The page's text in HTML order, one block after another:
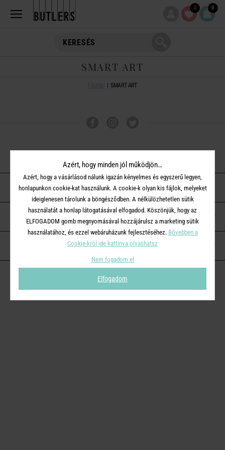
0 0
SMART ART
Főoldal SMART ART
ÜGYFÉLSZOLGÁLAT
A BUTLERS-RŐL
KAPCSOLAT
Azért, hogy minden jól működjön…
Azért, hogy a vásárlásod nálunk igazán kényelmes és egyszerű legyen,
honlapunkon cookie-kat használunk. A cookie-k olyan kis fájlok, melyeket
ideiglenesen tárolunk a böngésződben. A nélkülözhetetlen sütik
használatát a honlap látogatásával elfogadod. Köszönjük, hogy az
ELFOGADOM gomb megnyomásával hozzájárulsz a marketing sütik
használatához, és ezzel webáruházunk fejlesztéséhez. Bővebben a
Cookie-król ide kattinva olvashatsz
Nem fogadom el
Elfogadom